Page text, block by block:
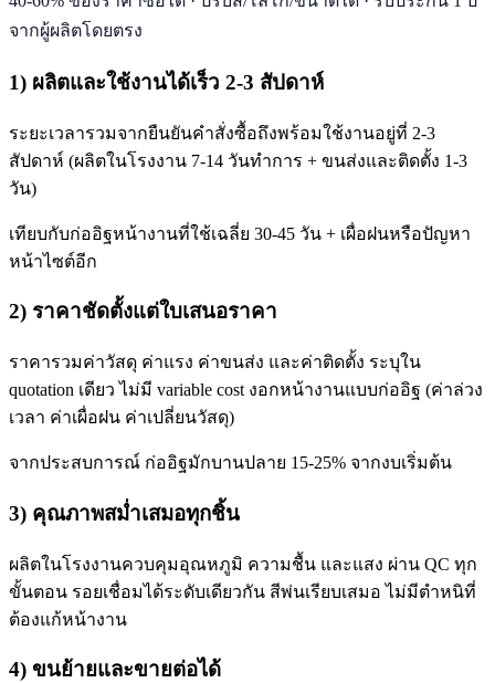
จากผู้ผลิตโดยตรง
1) ผลิตและใช้งานได้เร็ว 2-3 สัปดาห์
ระยะเวลารวมจากยืนยันคำสั่งซื้อถึงพร้อมใช้งานอยู่ที่ 2-3
สัปดาห์ (ผลิตในโรงงาน 7-14 วันทำการ + ขนส่งและติดตั้ง 1-3
วัน)
เทียบกับก่ออิฐหน้างานที่ใช้เฉลี่ย 30-45 วัน + เผื่อฝนหรือปัญหา
หน้าไซต์อีก
2) ราคาชัดตั้งแต่ใบเสนอราคา
ราคารวมค่าวัสดุ ค่าแรง ค่าขนส่ง และค่าติดตั้ง ระบุใน
quotation เดียว ไม่มี variable cost งอกหน้างานแบบก่ออิฐ (ค่าล่วง
เวลา ค่าเผื่อฝน ค่าเปลี่ยนวัสดุ)
จากประสบการณ์ ก่ออิฐมักบานปลาย 15-25% จากงบเริ่มต้น
3) คุณภาพสม่ำเสมอทุกชิ้น
ผลิตในโรงงานควบคุมอุณหภูมิ ความชื้น และแสง ผ่าน QC ทุก
ขั้นตอน รอยเชื่อมได้ระดับเดียวกัน สีพ่นเรียบเสมอ ไม่มีตำหนิที่
ต้องแก้หน้างาน
4) ขนย้ายและขายต่อได้